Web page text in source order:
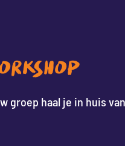
groep haal je in huis